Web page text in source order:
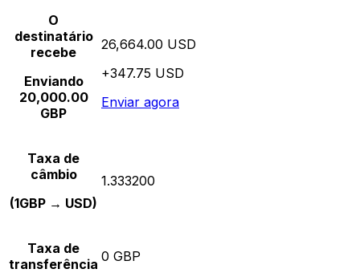
O
destinatário
recebe
Enviando
20,000.00
GBP
26,664.00 USD
+347.75 USD
Enviar agora
Taxa de
câmbio
(1GBP → USD)
1.333200
Taxa de
transferência 0 GBP